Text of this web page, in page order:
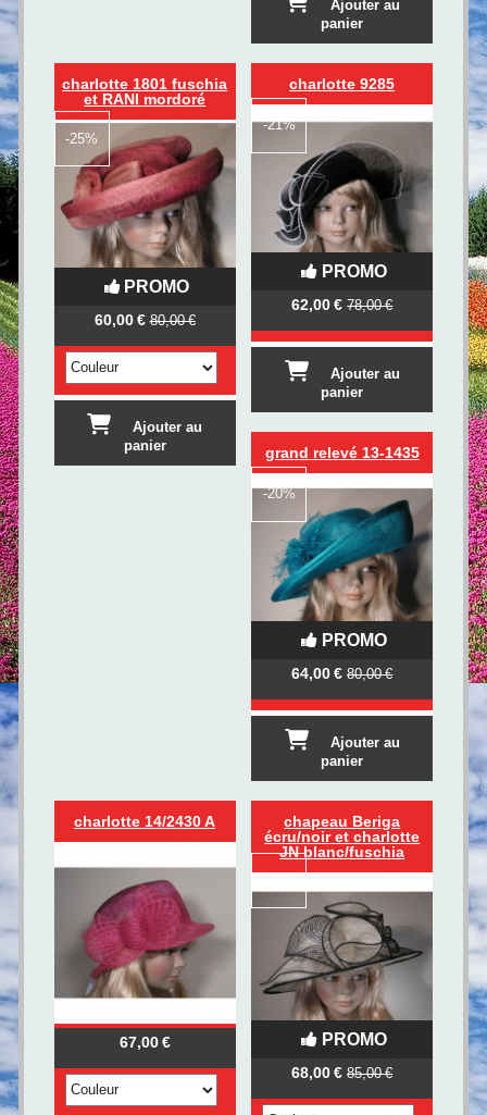
Ajouter au
panier
charlotte 1801 fuschia
et RANI mordoré
PROMO
-25%
60,00€ 80,00€
Ajouter au
panier
charlotte 9285
PROMO
-21%
62,00€ 78,00€
Ajouter au
panier
grand relevé 13-1435
PROMO
-20%
64,00€ 80,00€
Ajouter au
panier
charlotte 14/2430 A
67,00€
chapeau Beriga
écru/noir et charlotte
JN blanc/fuschia
PROMO
68,00€ 85,00€